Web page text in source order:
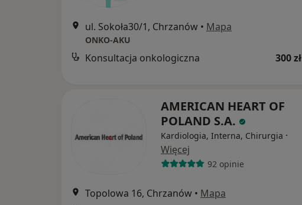
ul. Sokoła30/1, Chrzanów • Mapa
ONKO-AKU
Konsultacja onkologiczna 300 zł
AMERICAN HEART OF
POLAND S.A.
Kardiologia, Interna, Chirurgia ·
Więcej
92 opinie
Topolowa 16, Chrzanów • Mapa